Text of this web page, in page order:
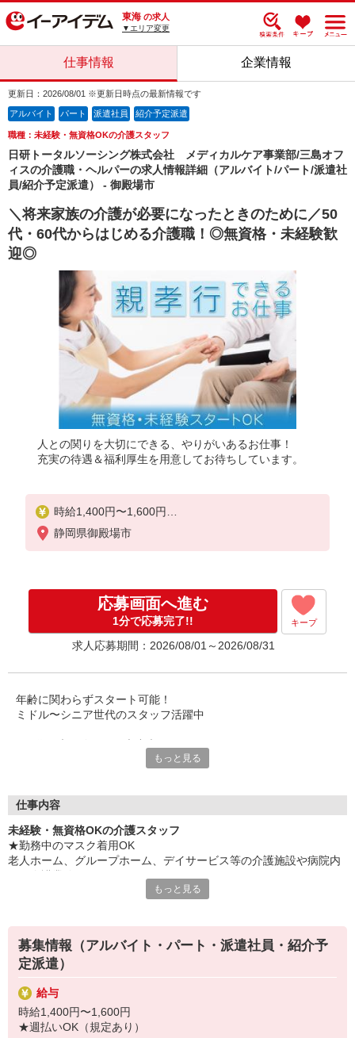
東海 の求人
▼エリア変更
仕事情報 企業情報
更新日：2026/08/01 ※更新日時点の最新情報です
アルバイト パート 派遣社員 紹介予定派遣
職種：未経験・無資格OKの介護スタッフ
日研トータルソーシング株式会社 メディカルケア事業部/三島オフ
ィスの介護職・ヘルパーの求人情報詳細（アルバイト/パート/派遣社
員/紹介予定派遣） - 御殿場市
＼将来家族の介護が必要になったときのために／50
代・60代からはじめる介護職！◎無資格・未経験歓
迎◎
人との関りを大切にできる、やりがいあるお仕事！
充実の待遇＆福利厚生を用意してお待ちしています。
時給1,400円〜1,600円
★週払いOK（規定あり）
静岡県御殿場市
応募画面へ進む
1分で応募完了!! キープ
求人応募期間：2026/08/01～2026/08/31
年齢に関わらずスタート可能！
ミドル〜シニア世代のスタッフ活躍中
■60代になったけど、まだまだ働きたい。
チャレンジしてくださいね。
残業なし／固定シフト／少なめの日数…など
ご都合に合わせた職場をご紹介します◎
遠慮なくご希望をお聞かせください。
■将来、家族の介護が必要になったときのために
そんな想いの方はこの機会にチャレンジしてみませんか？
もっと見る
仕事内容
未経験・無資格OKの介護スタッフ
★勤務中のマスク着用OK
老人ホーム、グループホーム、デイサービス等の介護施設や病院内
・薬やおしぼりの準備などのケア
・体操や季節ごとのレクリエーション
・歩行、車椅子の介助
・見守り
※施設により異なります
★施設内は冷暖房完備！いつでも快適にお仕事できますよ！
もっと見る
募集情報（アルバイト・パート・派遣社員・紹介予
定派遣）
給与
時給1,400円〜1,600円
★週払いOK（規定あり）